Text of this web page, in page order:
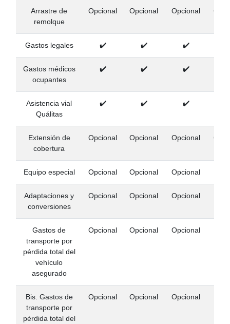
Arrastre de
remolque
Opcional Opcional Opcional
Gastos legales ✔️ ✔️ ✔️
Gastos médicos
ocupantes
✔️ ✔️ ✔️
Asistencia vial
Quálitas
✔️ ✔️ ✔️
Extensión de
cobertura
Opcional Opcional Opcional
Equipo especial Opcional Opcional Opcional
Adaptaciones y
conversiones
Opcional Opcional Opcional
Gastos de
transporte por
pérdida total del
vehículo
asegurado
Opcional Opcional Opcional
Bis. Gastos de
transporte por
pérdida total del
Opcional Opcional Opcional